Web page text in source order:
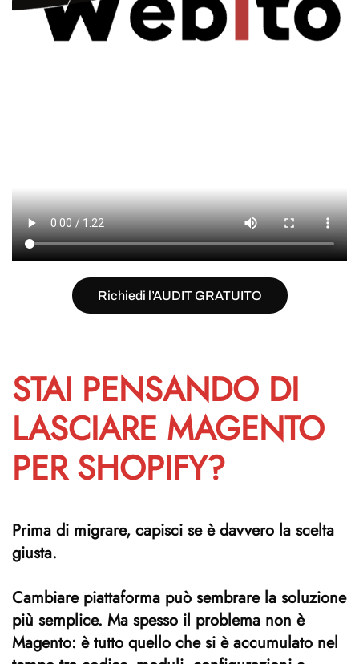
Richiedi l’AUDIT GRATUITO
STAI PENSANDO DI
LASCIARE MAGENTO
PER SHOPIFY?
Prima di migrare, capisci se è davvero la scelta
giusta.
Cambiare piattaforma può sembrare la soluzione
più semplice. Ma spesso il problema non è
Magento: è tutto quello che si è accumulato nel